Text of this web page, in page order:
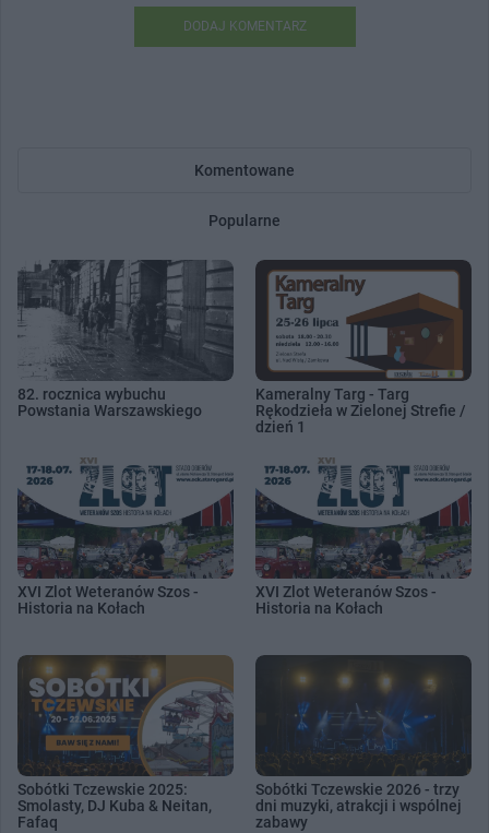
DODAJ KOMENTARZ
Komentowane
Popularne
82. rocznica wybuchu
Powstania Warszawskiego
Kameralny Targ - Targ
Rękodzieła w Zielonej Strefie /
dzień 1
XVI Zlot Weteranów Szos -
Historia na Kołach
XVI Zlot Weteranów Szos -
Historia na Kołach
Sobótki Tczewskie 2025:
Smolasty, DJ Kuba & Neitan,
Fafaq
Sobótki Tczewskie 2026 - trzy
dni muzyki, atrakcji i wspólnej
zabawy